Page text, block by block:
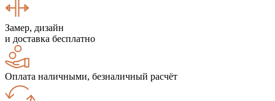
Замер, дизайн
и доставка бесплатно
Оплата наличными, безналичный расчёт